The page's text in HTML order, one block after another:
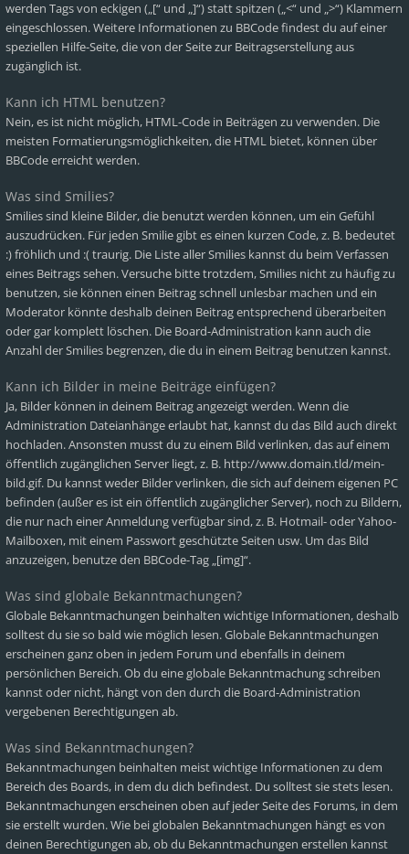
werden Tags von eckigen („[“ und „]“) statt spitzen („<“ und „>“) Klammern
eingeschlossen. Weitere Informationen zu BBCode findest du auf einer
speziellen Hilfe-Seite, die von der Seite zur Beitragserstellung aus
zugänglich ist.
Kann ich HTML benutzen?
Nein, es ist nicht möglich, HTML-Code in Beiträgen zu verwenden. Die
meisten Formatierungsmöglichkeiten, die HTML bietet, können über
BBCode erreicht werden.
Was sind Smilies?
Smilies sind kleine Bilder, die benutzt werden können, um ein Gefühl
auszudrücken. Für jeden Smilie gibt es einen kurzen Code, z. B. bedeutet
:) fröhlich und :( traurig. Die Liste aller Smilies kannst du beim Verfassen
eines Beitrags sehen. Versuche bitte trotzdem, Smilies nicht zu häufig zu
benutzen, sie können einen Beitrag schnell unlesbar machen und ein
Moderator könnte deshalb deinen Beitrag entsprechend überarbeiten
oder gar komplett löschen. Die Board-Administration kann auch die
Anzahl der Smilies begrenzen, die du in einem Beitrag benutzen kannst.
Kann ich Bilder in meine Beiträge einfügen?
Ja, Bilder können in deinem Beitrag angezeigt werden. Wenn die
Administration Dateianhänge erlaubt hat, kannst du das Bild auch direkt
hochladen. Ansonsten musst du zu einem Bild verlinken, das auf einem
öffentlich zugänglichen Server liegt, z. B. http://www.domain.tld/mein-
bild.gif. Du kannst weder Bilder verlinken, die sich auf deinem eigenen PC
befinden (außer es ist ein öffentlich zugänglicher Server), noch zu Bildern,
die nur nach einer Anmeldung verfügbar sind, z. B. Hotmail- oder Yahoo-
Mailboxen, mit einem Passwort geschützte Seiten usw. Um das Bild
anzuzeigen, benutze den BBCode-Tag „[img]“.
Was sind globale Bekanntmachungen?
Globale Bekanntmachungen beinhalten wichtige Informationen, deshalb
solltest du sie so bald wie möglich lesen. Globale Bekanntmachungen
erscheinen ganz oben in jedem Forum und ebenfalls in deinem
persönlichen Bereich. Ob du eine globale Bekanntmachung schreiben
kannst oder nicht, hängt von den durch die Board-Administration
vergebenen Berechtigungen ab.
Was sind Bekanntmachungen?
Bekanntmachungen beinhalten meist wichtige Informationen zu dem
Bereich des Boards, in dem du dich befindest. Du solltest sie stets lesen.
Bekanntmachungen erscheinen oben auf jeder Seite des Forums, in dem
sie erstellt wurden. Wie bei globalen Bekanntmachungen hängt es von
deinen Berechtigungen ab, ob du Bekanntmachungen erstellen kannst